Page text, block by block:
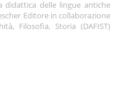
didattica delle lingue antiche
Editore in collaborazione
Filosofia, Storia (DAFIST)